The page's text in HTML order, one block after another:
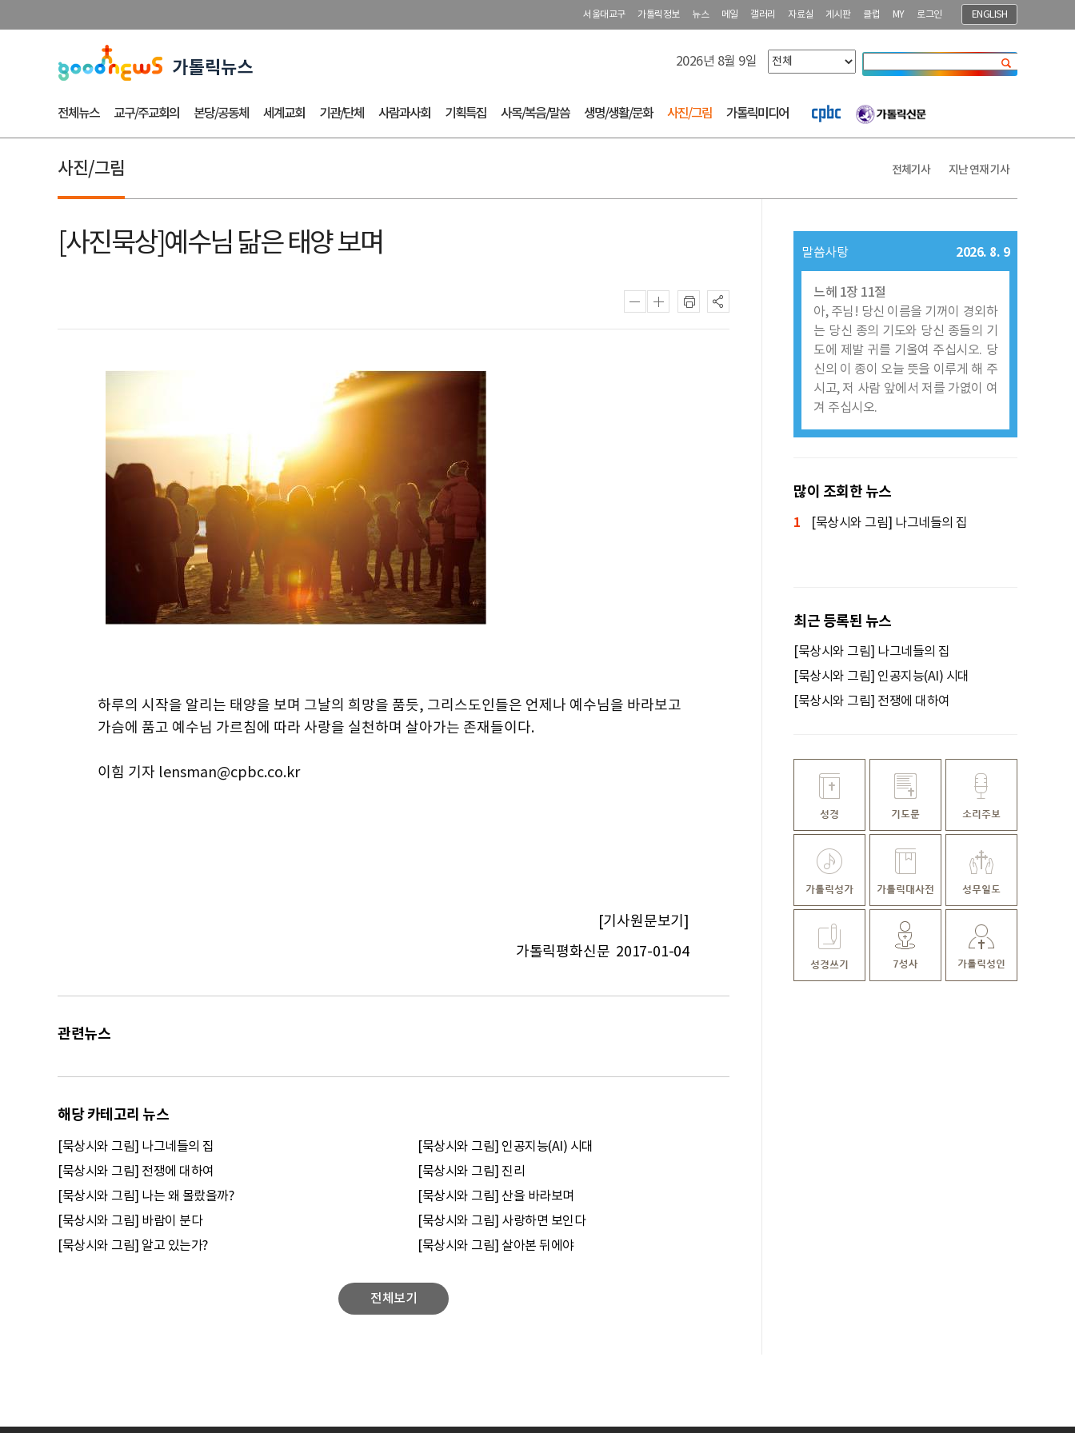
서울대교구 가톨릭정보 뉴스 메일 갤러리 자료실 게시판 클럽 MY 로그인 ENGLISH
2026년 8월 9일
전체뉴스 교구/주교회의 본당/공동체 세계교회 기관/단체 사람과사회 기획특집 사목/복음/말씀 생명/생활/문화 사진/그림 가톨릭미디어
사진/그림 전체기사 지난 연재 기사
[사진묵상]예수님 닮은 태양 보며
하루의 시작을 알리는 태양을 보며 그날의 희망을 품듯, 그리스도인들은 언제나 예수님을 바라보고
가슴에 품고 예수님 가르침에 따라 사랑을 실천하며 살아가는 존재들이다.
이힘 기자 lensman@cpbc.co.kr
[기사원문보기]
가톨릭평화신문 2017-01-04
관련뉴스
해당 카테고리 뉴스
[묵상시와 그림] 나그네들의 집
[묵상시와 그림] 인공지능(AI) 시대
[묵상시와 그림] 전쟁에 대하여
[묵상시와 그림] 진리
[묵상시와 그림] 나는 왜 몰랐을까?
[묵상시와 그림] 산을 바라보며
[묵상시와 그림] 바람이 분다
[묵상시와 그림] 사랑하면 보인다
[묵상시와 그림] 알고 있는가?
[묵상시와 그림] 살아본 뒤에야
전체보기
말씀사탕 2026. 8. 9
느헤 1장 11절
아, 주님! 당신 이름을 기꺼이 경외하
는 당신 종의 기도와 당신 종들의 기
도에 제발 귀를 기울여 주십시오. 당
신의 이 종이 오늘 뜻을 이루게 해 주
시고, 저 사람 앞에서 저를 가엾이 여
겨 주십시오.
많이 조회한 뉴스
1 [묵상시와 그림] 나그네들의 집
최근 등록된 뉴스
[묵상시와 그림] 나그네들의 집
[묵상시와 그림] 인공지능(AI) 시대
[묵상시와 그림] 전쟁에 대하여